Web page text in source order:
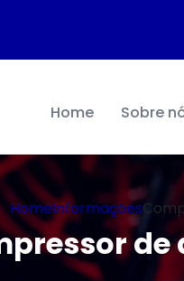
Home Sobre
HomeInformações
de